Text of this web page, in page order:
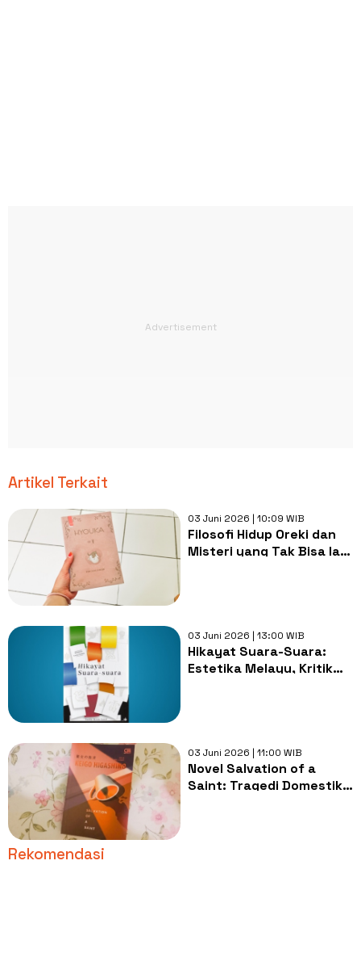
Artikel Terkait
03 Juni 2026 | 10:09 WIB
Filosofi Hidup Oreki dan
Misteri yang Tak Bisa Ia
03 Juni 2026 | 13:00 WIB
Hikayat Suara-Suara:
Estetika Melayu, Kritik
03 Juni 2026 | 11:00 WIB
Novel Salvation of a
Saint: Tragedi Domestik
Rekomendasi